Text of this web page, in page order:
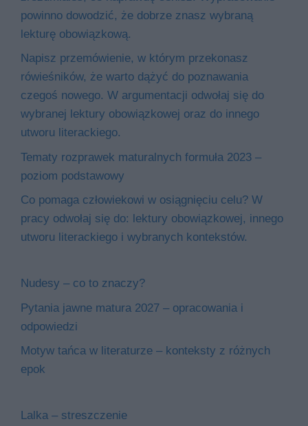
powinno dowodzić, że dobrze znasz wybraną
lekturę obowiązkową.
Napisz przemówienie, w którym przekonasz
rówieśników, że warto dążyć do poznawania
czegoś nowego. W argumentacji odwołaj się do
wybranej lektury obowiązkowej oraz do innego
utworu literackiego.
Tematy rozprawek maturalnych formuła 2023 –
poziom podstawowy
Co pomaga człowiekowi w osiągnięciu celu? W
pracy odwołaj się do: lektury obowiązkowej, innego
utworu literackiego i wybranych kontekstów.
Nudesy – co to znaczy?
Pytania jawne matura 2027 – opracowania i
odpowiedzi
Motyw tańca w literaturze – konteksty z różnych
epok
Lalka – streszczenie